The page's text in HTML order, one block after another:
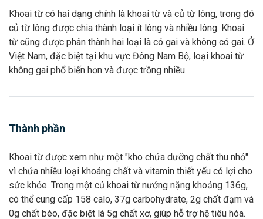
Khoai từ có hai dạng chính là khoai từ và củ từ lông, trong đó
củ từ lông được chia thành loại ít lông và nhiều lông. Khoai
từ cũng được phân thành hai loại là có gai và không có gai. Ở
Việt Nam, đặc biệt tại khu vực Đông Nam Bộ, loại khoai từ
không gai phổ biến hơn và được trồng nhiều.
Thành phần
Khoai từ được xem như một "kho chứa dưỡng chất thu nhỏ"
vì chứa nhiều loại khoáng chất và vitamin thiết yếu có lợi cho
sức khỏe. Trong một củ khoai từ nướng nặng khoảng 136g,
có thể cung cấp 158 calo, 37g carbohydrate, 2g chất đạm và
0g chất béo, đặc biệt là 5g chất xơ, giúp hỗ trợ hệ tiêu hóa.